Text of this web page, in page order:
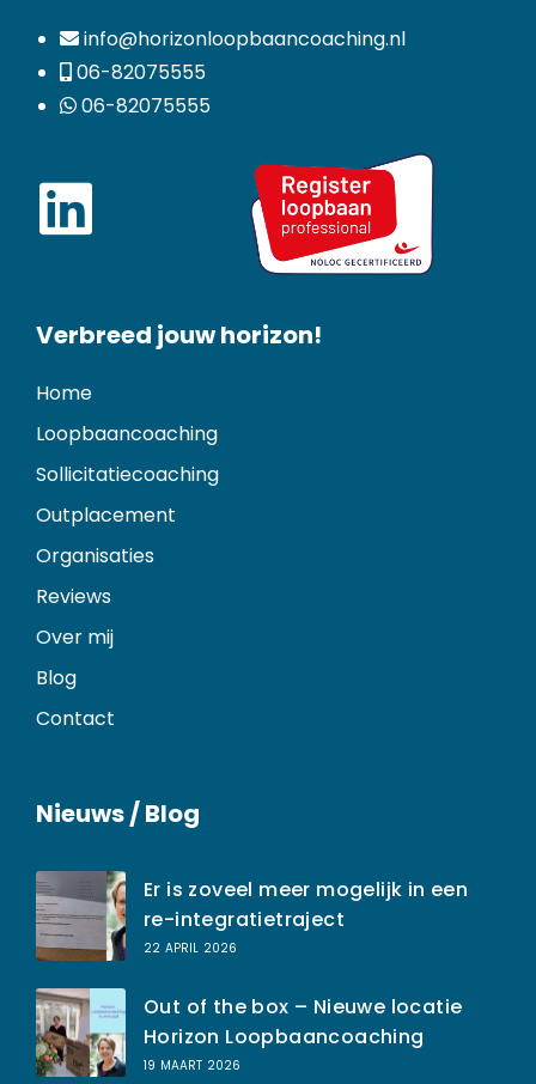
info@horizonloopbaancoaching.nl
06-82075555
06-82075555
Verbreed jouw horizon!
Home
Loopbaancoaching
Sollicitatiecoaching
Outplacement
Organisaties
Reviews
Over mij
Blog
Contact
Nieuws / Blog
Er is zoveel meer mogelijk in een
re-integratietraject
22 APRIL 2026
Out of the box – Nieuwe locatie
Horizon Loopbaancoaching
19 MAART 2026